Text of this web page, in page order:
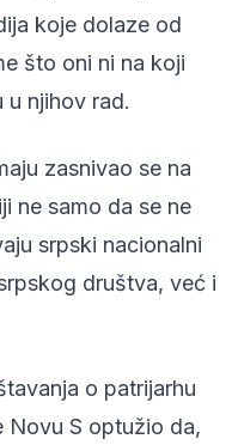
koje dolaze od
što oni ni na koji
u njihov rad.
zasnivao se na
ne samo da se ne
srpski nacionalni
društva, već i
o patrijarhu
Novu S optužio da,